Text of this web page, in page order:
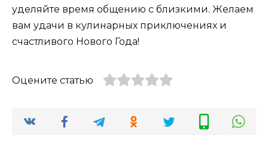
уделяйте время общению с близкими. Желаем
вам удачи в кулинарных приключениях и
счастливого Нового Года!
Оцените статью